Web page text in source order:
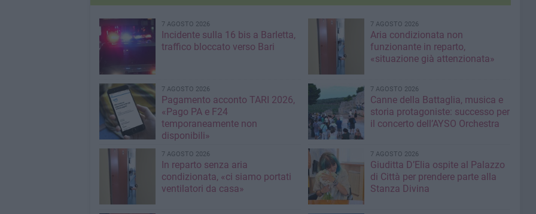
7 AGOSTO 2026
Incidente sulla 16 bis a Barletta,
traffico bloccato verso Bari
7 AGOSTO 2026
Aria condizionata non
funzionante in reparto,
«situazione già attenzionata»
7 AGOSTO 2026
Pagamento acconto TARI 2026,
«Pago PA e F24
temporaneamente non
disponibili»
7 AGOSTO 2026
Canne della Battaglia, musica e
storia protagoniste: successo per
il concerto dell’AYSO Orchestra
7 AGOSTO 2026
In reparto senza aria
condizionata, «ci siamo portati
ventilatori da casa»
7 AGOSTO 2026
Giuditta D’Elia ospite al Palazzo
di Città per prendere parte alla
Stanza Divina